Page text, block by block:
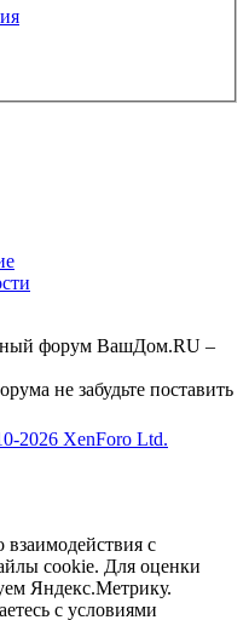
форум ВашДом.RU –
не забудьте поставить
2026 XenForo Ltd.
взаимодействия с
cookie. Для оценки
Яндекс.Метрику.
с условиями